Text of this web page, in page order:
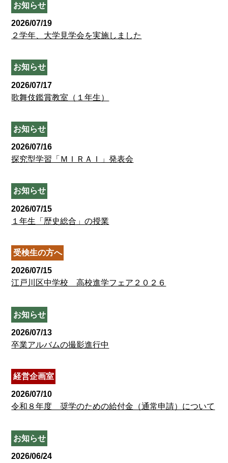
お知らせ
2026/07/19
２学年、大学見学会を実施しました
お知らせ
2026/07/17
歌舞伎鑑賞教室（１年生）
お知らせ
2026/07/16
探究型学習「ＭＩＲＡＩ」発表会
お知らせ
2026/07/15
１年生「歴史総合」の授業
受検生の方へ
2026/07/15
江戸川区中学校 高校進学フェア２０２６
お知らせ
2026/07/13
卒業アルバムの撮影進行中
経営企画室
2026/07/10
令和８年度 奨学のための給付金（通常申請）について
お知らせ
2026/06/24